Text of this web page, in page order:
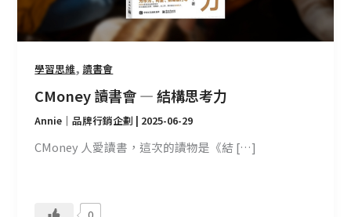
學習思維,讀書會
CMoney 讀書會 — 結構思考力
Annie｜品牌行銷企劃 | 2025-06-29
CMoney 人愛讀書，這次的讀物是《結 […]
考
力